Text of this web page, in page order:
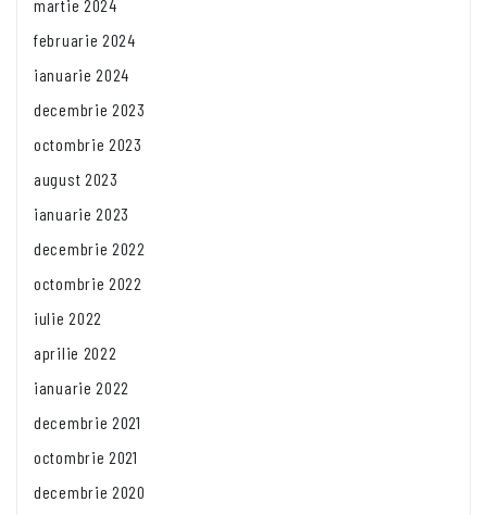
martie 2024
februarie 2024
ianuarie 2024
decembrie 2023
octombrie 2023
august 2023
ianuarie 2023
decembrie 2022
octombrie 2022
iulie 2022
aprilie 2022
ianuarie 2022
decembrie 2021
octombrie 2021
decembrie 2020